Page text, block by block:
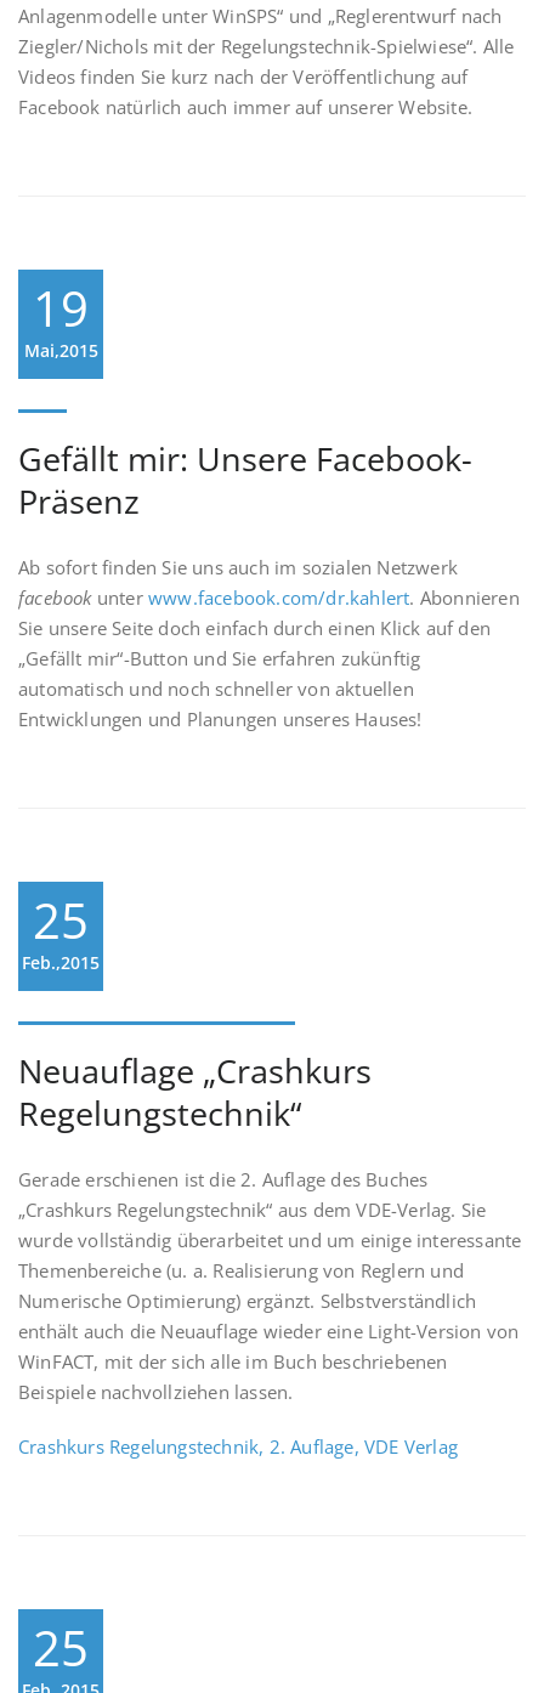
Anlagenmodelle unter WinSPS“ und „Reglerentwurf nach
Ziegler/Nichols mit der Regelungstechnik-Spielwiese“. Alle
Videos finden Sie kurz nach der Veröffentlichung auf
Facebook natürlich auch immer auf unserer Website.
19
Mai,2015
Gefällt mir: Unsere Facebook-
Präsenz
Ab sofort finden Sie uns auch im sozialen Netzwerk
facebookunterwww.facebook.com/dr.kahlert. Abonnieren
Sie unsere Seite doch einfach durch einen Klick auf den
„Gefällt mir“-Button und Sie erfahren zukünftig
automatisch und noch schneller von aktuellen
Entwicklungen und Planungen unseres Hauses!
25
Feb.,2015
Neuauflage „Crashkurs
Regelungstechnik“
Gerade erschienen ist die 2. Auflage des Buches
„Crashkurs Regelungstechnik“ aus dem VDE-Verlag. Sie
wurde vollständig überarbeitet und um einige interessante
Themenbereiche (u. a. Realisierung von Reglern und
Numerische Optimierung) ergänzt. Selbstverständlich
enthält auch die Neuauflage wieder eine Light-Version von
WinFACT, mit der sich alle im Buch beschriebenen
Beispiele nachvollziehen lassen.
Crashkurs Regelungstechnik, 2. Auflage, VDE Verlag
25